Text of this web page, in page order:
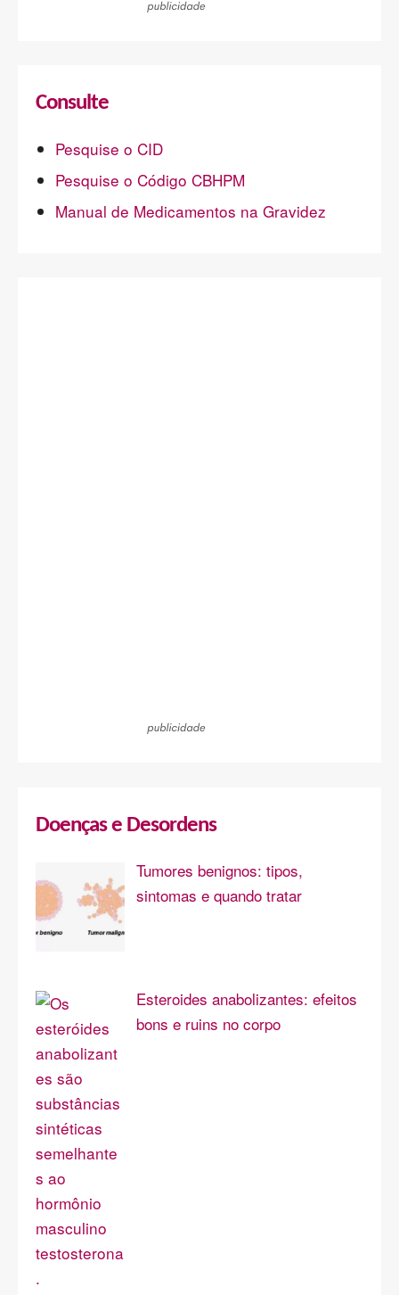
Consulte
Pesquise o CID
Pesquise o Código CBHPM
Manual de Medicamentos na Gravidez
Doenças e Desordens
Tumores benignos: tipos,
sintomas e quando tratar
Esteroides anabolizantes: efeitos
bons e ruins no corpo